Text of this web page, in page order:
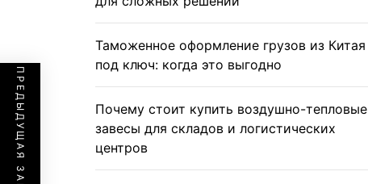
ПРЕДЫДУЩАЯ ЗАПИСЬ
Таможенное оформление грузов из Китая
под ключ: когда это выгодно
Почему стоит купить воздушно-тепловые
завесы для складов и логистических
центров